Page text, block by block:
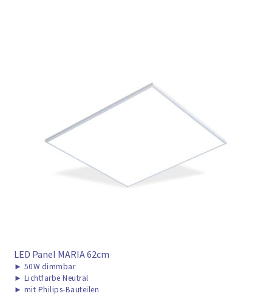
LED Panel MARIA 62cm
► 50W dimmbar
► Lichtfarbe Neutral
► mit Philips-Bauteilen